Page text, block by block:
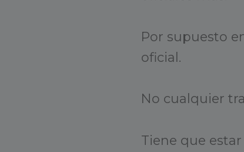
Por supuesto
oficial.
No cualquier
Tiene que